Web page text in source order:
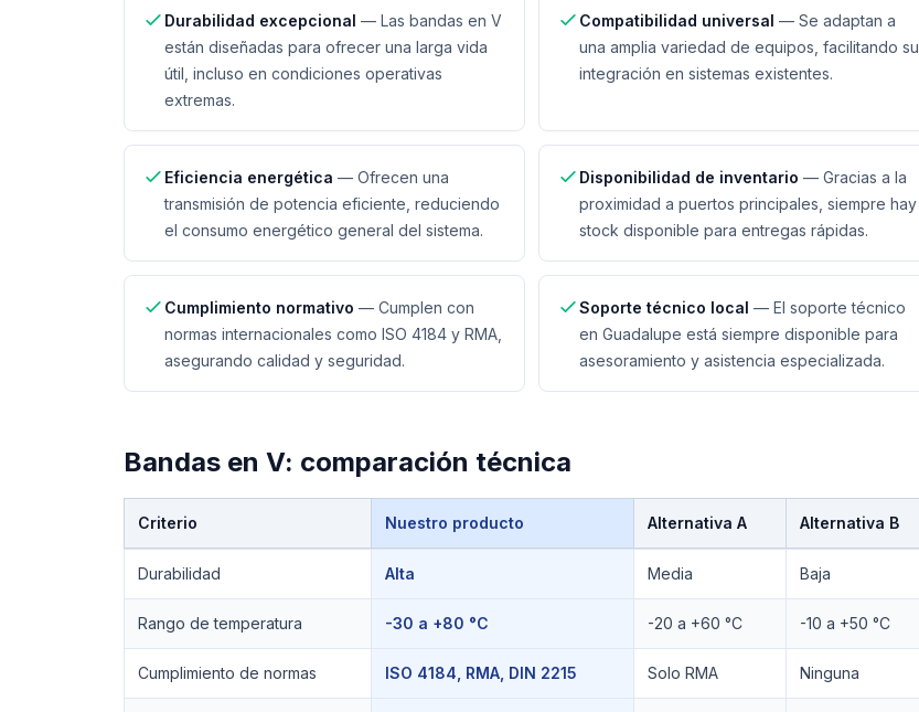
Durabilidad excepcional — Las bandas en V
están diseñadas para ofrecer una larga vida
útil, incluso en condiciones operativas
extremas.
Compatibilidad universal — Se adaptan a
una amplia variedad de equipos, facilitando su
integración en sistemas existentes.
Eficiencia energética — Ofrecen una
transmisión de potencia eficiente, reduciendo
el consumo energético general del sistema.
Disponibilidad de inventario — Gracias a la
proximidad a puertos principales, siempre hay
stock disponible para entregas rápidas.
Cumplimiento normativo — Cumplen con
normas internacionales como ISO 4184 y RMA,
asegurando calidad y seguridad.
Soporte técnico local — El soporte técnico
en Guadalupe está siempre disponible para
asesoramiento y asistencia especializada.
Bandas en V: comparación técnica
Criterio Nuestro producto Alternativa A Alternativa B
Durabilidad Alta Media Baja
Rango de temperatura -30 a +80 °C -20 a +60 °C -10 a +50 °C
Cumplimiento de normas ISO 4184, RMA, DIN 2215 Solo RMA Ninguna